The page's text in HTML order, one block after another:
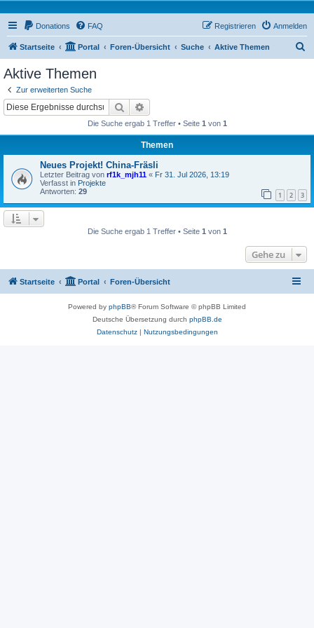
Donations FAQ Anmelden
Registrieren
Startseite Portal Foren-Übersicht Suche Aktive Themen
Aktive Themen
Zur erweiterten Suche
Suche
Die Suche ergab 1 Treffer • Seite 1 von 1
Themen
Neues Projekt! China-Fräsli
Letzter Beitrag von rf1k_mjh11 « Fr 31. Jul 2026, 13:19
Verfasst in Projekte
Antworten: 29 1 2 3
Die Suche ergab 1 Treffer • Seite 1 von 1
Gehe zu
Startseite Portal Foren-Übersicht
Powered by phpBB® Forum Software © phpBB Limited
Deutsche Übersetzung durch phpBB.de
Datenschutz| Nutzungsbedingungen